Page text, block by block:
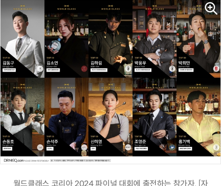
월드클래스 코리아 2024 파이널 대회에 출전하는 참가자. [자